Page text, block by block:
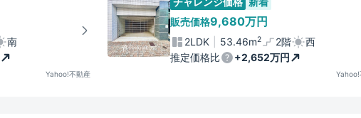
南
Yahoo!不動産
販売価格9,680万円
2LDK 53.46m2 2階
西
推定価格比
+2,652万円
Yahoo!